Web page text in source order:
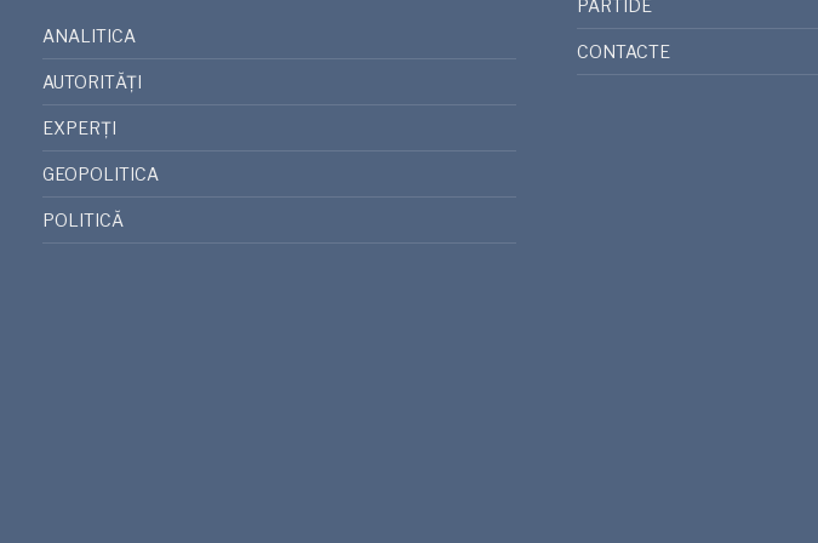
ANALITICA
AUTORITĂȚI
EXPERȚI
GEOPOLITICA
POLITICĂ
PARTIDE
CONTACTE